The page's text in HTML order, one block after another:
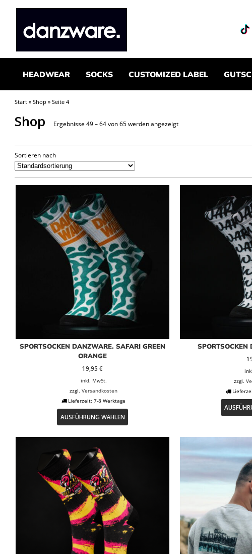
HEADWEAR SOCKS CUSTOMIZED LABEL
Start »Shop » Seite 4
Shop Ergebnisse 49 – 64 von 65 werden angezeigt
Sortieren nach
SPORTSOCKEN DANZWARE. SAFARI GREEN
ORANGE
19,95€
inkl. MwSt.
zzgl.Versandkosten
Lieferzeit:7-8 Werktage
AUSFÜHRUNG WÄHLEN
Dieses
mehrere
der
Produktseite
gewählt
werden
SPORTSOCKEN
zzgl.